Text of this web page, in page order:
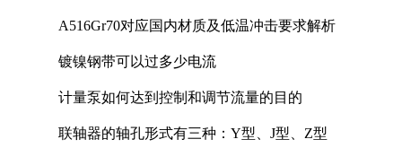
A516Gr70对应国内材质及低温冲击要求解析
镀镍钢带可以过多少电流
计量泵如何达到控制和调节流量的目的
联轴器的轴孔形式有三种：Y型、J型、Z型